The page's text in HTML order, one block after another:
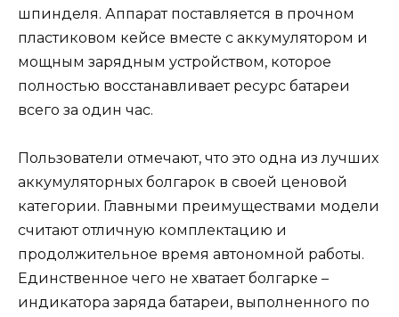
шпинделя. Аппарат поставляется в прочном
пластиковом кейсе вместе с аккумулятором и
мощным зарядным устройством, которое
полностью восстанавливает ресурс батареи
всего за один час.
Пользователи отмечают, что это одна из лучших
аккумуляторных болгарок в своей ценовой
категории. Главными преимуществами модели
считают отличную комплектацию и
продолжительное время автономной работы.
Единственное чего не хватает болгарке –
индикатора заряда батареи, выполненного по